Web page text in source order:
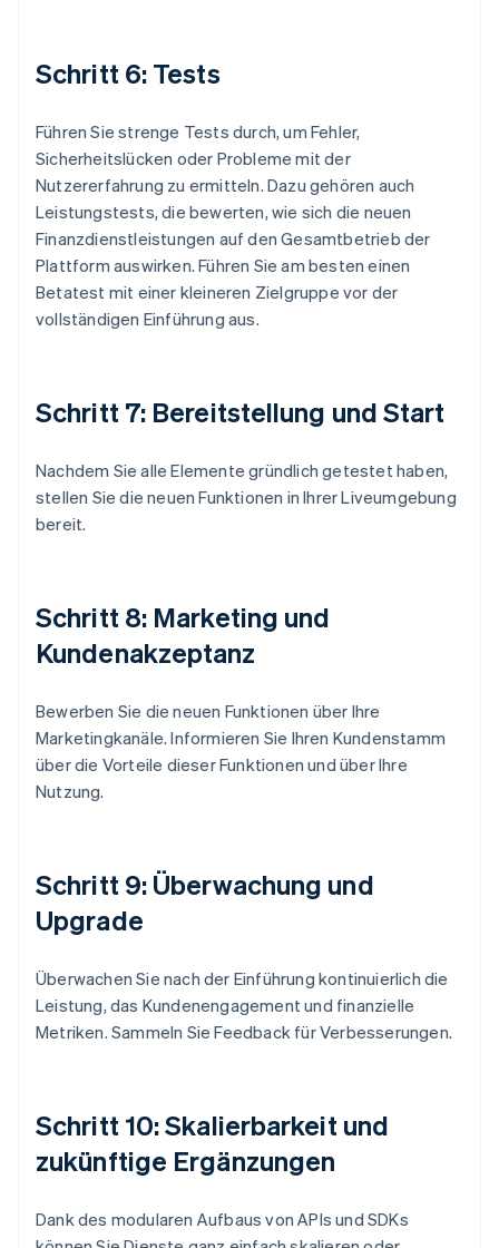
Schritt 6: Tests
Führen Sie strenge Tests durch, um Fehler,
Sicherheitslücken oder Probleme mit der
Nutzererfahrung zu ermitteln. Dazu gehören auch
Leistungstests, die bewerten, wie sich die neuen
Finanzdienstleistungen auf den Gesamtbetrieb der
Plattform auswirken. Führen Sie am besten einen
Betatest mit einer kleineren Zielgruppe vor der
vollständigen Einführung aus.
Schritt 7: Bereitstellung und Start
Nachdem Sie alle Elemente gründlich getestet haben,
stellen Sie die neuen Funktionen in Ihrer Liveumgebung
bereit.
Schritt 8: Marketing und
Kundenakzeptanz
Bewerben Sie die neuen Funktionen über Ihre
Marketingkanäle. Informieren Sie Ihren Kundenstamm
über die Vorteile dieser Funktionen und über Ihre
Nutzung.
Schritt 9: Überwachung und
Upgrade
Überwachen Sie nach der Einführung kontinuierlich die
Leistung, das Kundenengagement und finanzielle
Metriken. Sammeln Sie Feedback für Verbesserungen.
Schritt 10: Skalierbarkeit und
zukünftige Ergänzungen
Dank des modularen Aufbaus von APIs und SDKs